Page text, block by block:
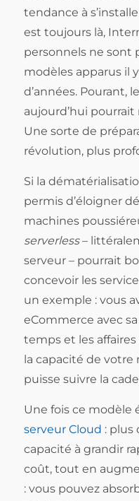
tendance à
est toujours là,
personnels ne sont
modèles apparus il
d’années. Pourant,
aujourd’hui pourrait
Une sorte de
révolution, plus
Si la
permis d’éloigner
machines
serverless–
serveur – pourrait
concevoir les
un exemple : vous
eCommerce avec
temps et les
la capacité de votre
puisse suivre la
Une fois ce modèle
serveur Cloud : plus
capacité à grandir
coût, tout en
: vous pouvez